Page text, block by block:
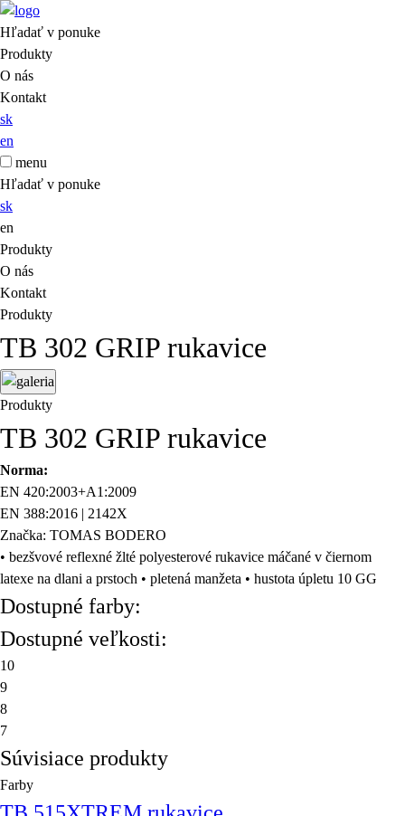
Hľadať v ponuke
Produkty
O nás
Kontakt
sk
en
menu
Hľadať v ponuke
sk
en
Produkty
O nás
Kontakt
Produkty
TB 302 GRIP rukavice
Produkty
TB 302 GRIP rukavice
Norma:
EN 420:2003+A1:2009
EN 388:2016 | 2142X
Značka: TOMAS BODERO
• bezšvové reflexné žlté polyesterové rukavice máčané v čiernom
latexe na dlani a prstoch • pletená manžeta • hustota úpletu 10 GG
Dostupné farby:
Dostupné veľkosti:
10
9
8
7
Súvisiace produkty
Farby